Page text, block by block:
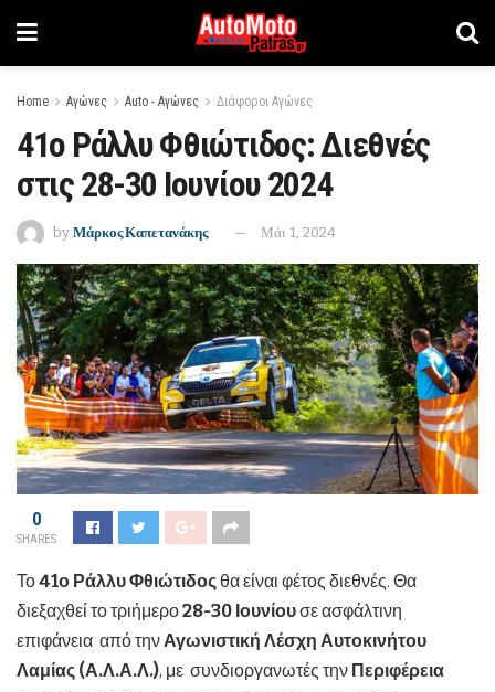
Home Αγώνες Auto - Αγώνες Διάφοροι Αγώνες
41o Ράλλυ Φθιώτιδος: Διεθνές
στις 28-30 Ιουνίου 2024
by Μάρκος Καπετανάκης Μάι 1, 2024
0
SHARES
Το41ο Ράλλυ Φθιώτιδοςθα είναι φέτος διεθνές. Θα
διεξαχθεί το τριήμερο28-30 Ιουνίουσε ασφάλτινη
επιφάνεια από τηνΑγωνιστική Λέσχη Αυτοκινήτου
Λαμίας (Α.Λ.Α.Λ.), με συνδιοργανωτές την Περιφέρεια